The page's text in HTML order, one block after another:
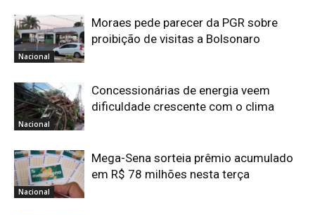
Nacional
Moraes pede parecer da PGR sobre
proibição de visitas a Bolsonaro
Nacional
Concessionárias de energia veem
dificuldade crescente com o clima
Nacional
Mega-Sena sorteia prêmio acumulado
em R$ 78 milhões nesta terça